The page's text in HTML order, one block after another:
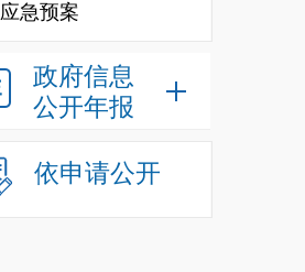
应急预案
政府信息
公开年报
依申请公开